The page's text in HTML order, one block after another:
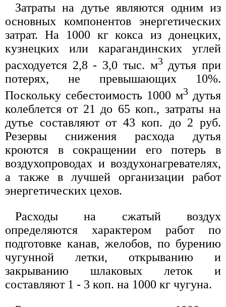
Затраты на дутье являются одним из
основных компонентов энергетических
затрат. На 1000 кг кокса из донецких,
кузнецких или карагандинских углей
расходуется 2,8 - 3,0 тыс. м3дутья при
потерях, не превышающих 10%.
Поскольку себестоимость 1000 м3 дутья
колеблется от 21 до 65 коп., затраты на
дутье составляют от 43 коп. до 2 руб.
Резервы снижения расхода дутья
кроются в сокращении его потерь в
воздухопроводах и воздухонагревателях,
а также в лучшей организации работ
энергетических цехов.
Расходы на сжатый воздух
определяются характером работ по
подготовке канав, желобов, по бурению
чугунной летки, открыванию и
закрыванию шлаковых леток и
составляют 1 - 3 коп. на 1000 кг чугуна.